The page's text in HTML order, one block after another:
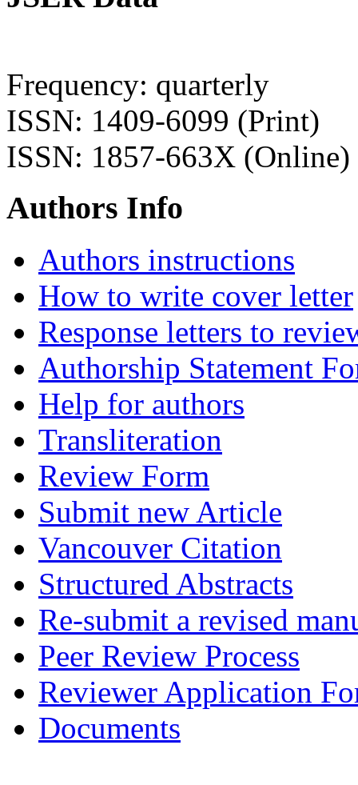
Frequency: quarterly
ISSN: 1409-6099 (Print)
ISSN: 1857-663X (Online)
Authors Info
Authors instructions
How to write cover letter
Response letters to
Authorship Statement
Help for authors
Transliteration
Review Form
Submit new Article
Vancouver Citation
Structured Abstracts
Re-submit a revised
Peer Review Process
Reviewer Application
Documents